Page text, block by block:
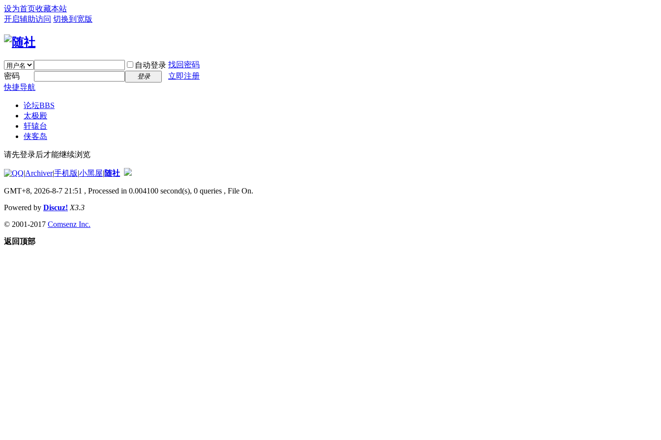
设为首页收藏本站
开启辅助访问 切换到宽版
自动登录 找回密码
密码
登录
立即注册
快捷导航
论坛BBS
太极殿
轩辕台
侠客岛
请先登录后才能继续浏览
|Archiver|手机版|小黑屋|随社
GMT+8, 2026-8-7 21:51 , Processed in 0.004100 second(s), 0 queries , File On.
Powered by Discuz! X3.3
© 2001-2017 Comsenz Inc.
返回顶部